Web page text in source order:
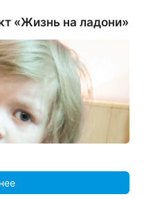
«Жизнь на ладони»